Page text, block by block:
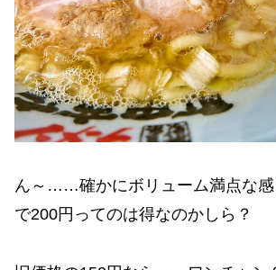
ん～……確かにボリューム満点な感
で200円ってのは得なのかしら？